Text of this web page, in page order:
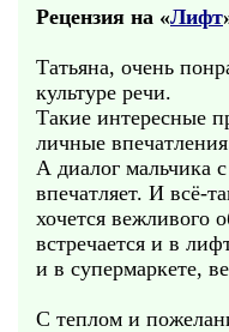
Рецензия на «Лифт
Татьяна, очень
культуре речи.
Такие интересные
личные
А диалог мальчика
впечатляет. И всё-
хочется вежливого
встречается и в
и в супермаркете,
С теплом и